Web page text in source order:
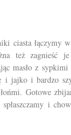
ciasta łączymy
też zagnieść
masło z sypkimi
i jajko i bardzo
Gotowe
i